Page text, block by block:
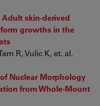
Adult skin-derived
growths in the
R, Vulic K, et. al.
Nuclear Morphology
from Whole-Mount